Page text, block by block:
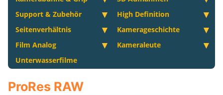
Support & Zubehör
High Definition
Seitenverhältnis
Kamerageschichte
Film Analog
Kameraleute
Unterwasserfilme
ProRes RAW